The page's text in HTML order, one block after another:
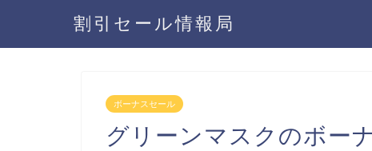
割引セール情報局
ボーナスセール
グリーンマスクのボー